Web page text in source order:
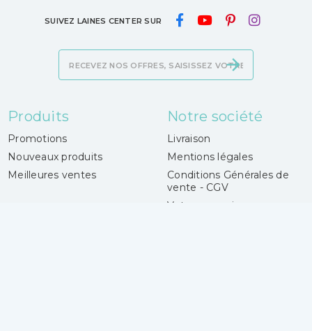
SUIVEZ LAINES CENTER SUR
Produits
Promotions
Nouveaux produits
Meilleures ventes
Notre société
Livraison
Mentions légales
Conditions Générales de
vente - CGV
Votre magasin